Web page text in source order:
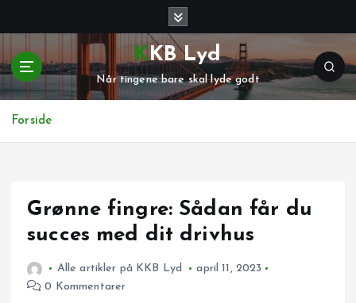
i
i
KKB Lyd
Når tingene bare skal lyde godt
Forside
Grønne fingre: Sådan får du
succes med dit drivhus
Alle artikler på KKB Lyd
april 11, 2023
0 Kommentarer